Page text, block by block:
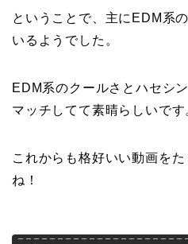
ということで、主にEDM系
いるようでした。
EDM系のクールさとハセシ
マッチしてて素晴らしいです
これからも格好いい動画を
ね！